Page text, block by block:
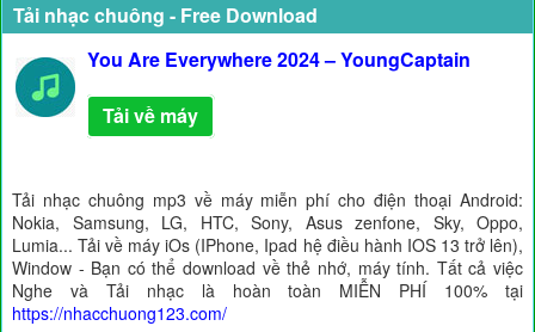
Tải nhạc chuông - Free Download
You Are Everywhere 2024 – YoungCaptain
Tải về máy
Tải nhạc chuông mp3 về máy miễn phí cho điện thoại Android:
Nokia, Samsung, LG, HTC, Sony, Asus zenfone, Sky, Oppo,
Lumia... Tải về máy iOs (IPhone, Ipad hệ điều hành IOS 13 trở lên),
Window - Bạn có thể download về thẻ nhớ, máy tính. Tất cả việc
Nghe và Tải nhạc là hoàn toàn MIỄN PHÍ 100% tại
https://nhacchuong123.com/